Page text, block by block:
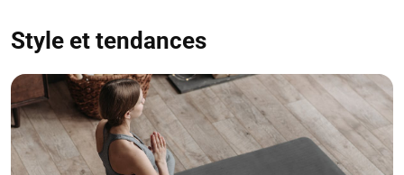
Style et tendances